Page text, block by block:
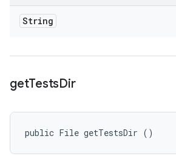
String
getTestsDir
public File getTestsDir ()